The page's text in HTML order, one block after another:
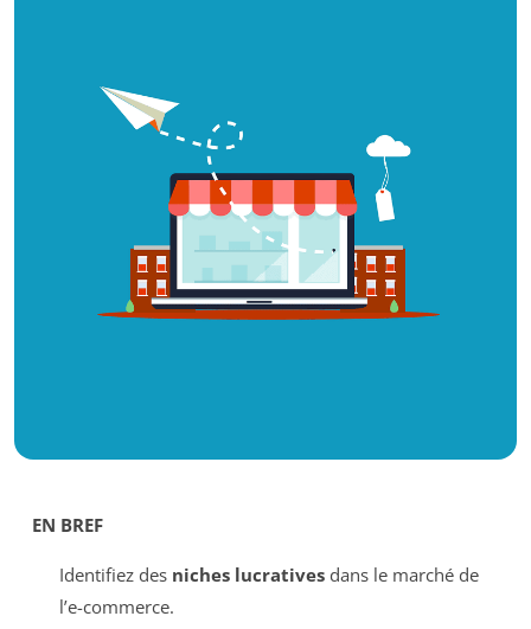
EN BREF
Identifiez des niches lucrativesdans le marché de
l’e-commerce.